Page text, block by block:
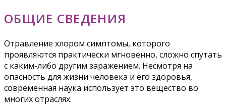
ОБЩИЕ СВЕДЕНИЯ
Отравление хлором симптомы, которого
проявляются практически мгновенно, сложно спутать
с каким-либо другим заражением. Несмотря на
опасность для жизни человека и его здоровья,
современная наука использует это вещество во
многих отраслях: